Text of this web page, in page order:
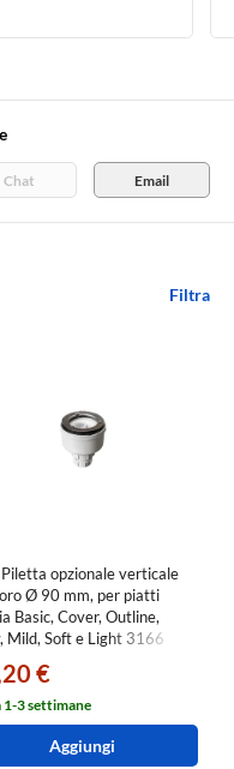
Filtra
Piletta opzionale verticale
Ø 90 mm, per piatti
Basic, Cover, Outline,
Mild, Soft e Light 3166
€
1-3 settimane
Aggiungi
Chat Email